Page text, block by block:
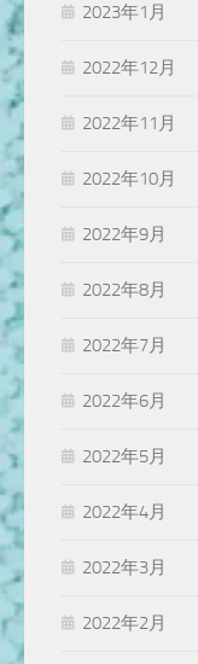
2023年1月
2022年12月
2022年11月
2022年10月
2022年9月
2022年8月
2022年7月
2022年6月
2022年5月
2022年4月
2022年3月
2022年2月